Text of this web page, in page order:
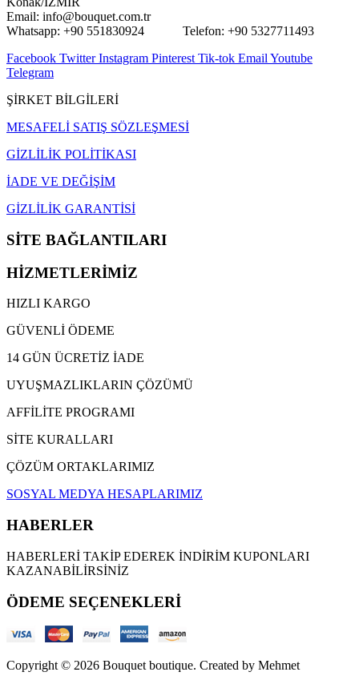
Email: info@bouquet.com.tr
Whatsapp: +90 551830924 Telefon: +90 5327711493
Facebook Twitter Instagram Pinterest Tik-tok Email Youtube
Telegram
ŞİRKET BİLGİLERİ
MESAFELİ SATIŞ SÖZLEŞMESİ
GİZLİLİK POLİTİKASI
İADE VE DEĞİŞİM
GİZLİLİK GARANTİSİ
SİTE BAĞLANTILARI
HİZMETLERİMİZ
HIZLI KARGO
GÜVENLİ ÖDEME
14 GÜN ÜCRETİZ İADE
UYUŞMAZLIKLARIN ÇÖZÜMÜ
AFFİLİTE PROGRAMI
SİTE KURALLARI
ÇÖZÜM ORTAKLARIMIZ
SOSYAL MEDYA HESAPLARIMIZ
HABERLER
HABERLERİ TAKİP EDEREK İNDİRİM KUPONLARI
KAZANABİLİRSİNİZ
ÖDEME SEÇENEKLERİ
Copyright © 2026 Bouquet boutique. Created by Mehmet